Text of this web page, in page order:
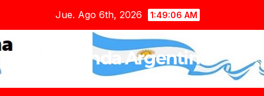
contenido
Jue. Ago 6th, 2026 1:49:07 AM
Agenda Argentina